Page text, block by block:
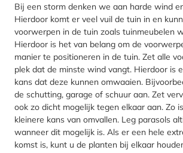
Bij een storm denken we aan harde wind
Hierdoor komt er veel vuil de tuin in en
voorwerpen in de tuin zoals tuinmeubelen
Hierdoor is het van belang om de
manier te positioneren in de tuin. Zet alle
plek dat de minste wind vangt. Hierdoor is
kans dat deze kunnen omwaaien.
de schutting, garage of schuur aan. Zet
ook zo dicht mogelijk tegen elkaar aan. Zo
kleinere kans van omvallen. Leg parasols
wanneer dit mogelijk is. Als er een hele
komst is, kunt u de planten bij elkaar